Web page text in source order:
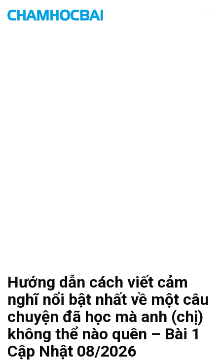
Hướng dẫn cách viết cảm
nghĩ nổi bật nhất về một câu
chuyện đã học mà anh (chị)
không thể nào quên – Bài 1
Cập Nhật 08/2026